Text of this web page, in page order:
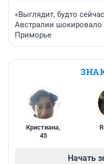
«Выглядит, будто
Австралии шокировало
Приморье
Кристиана,
45
Начать